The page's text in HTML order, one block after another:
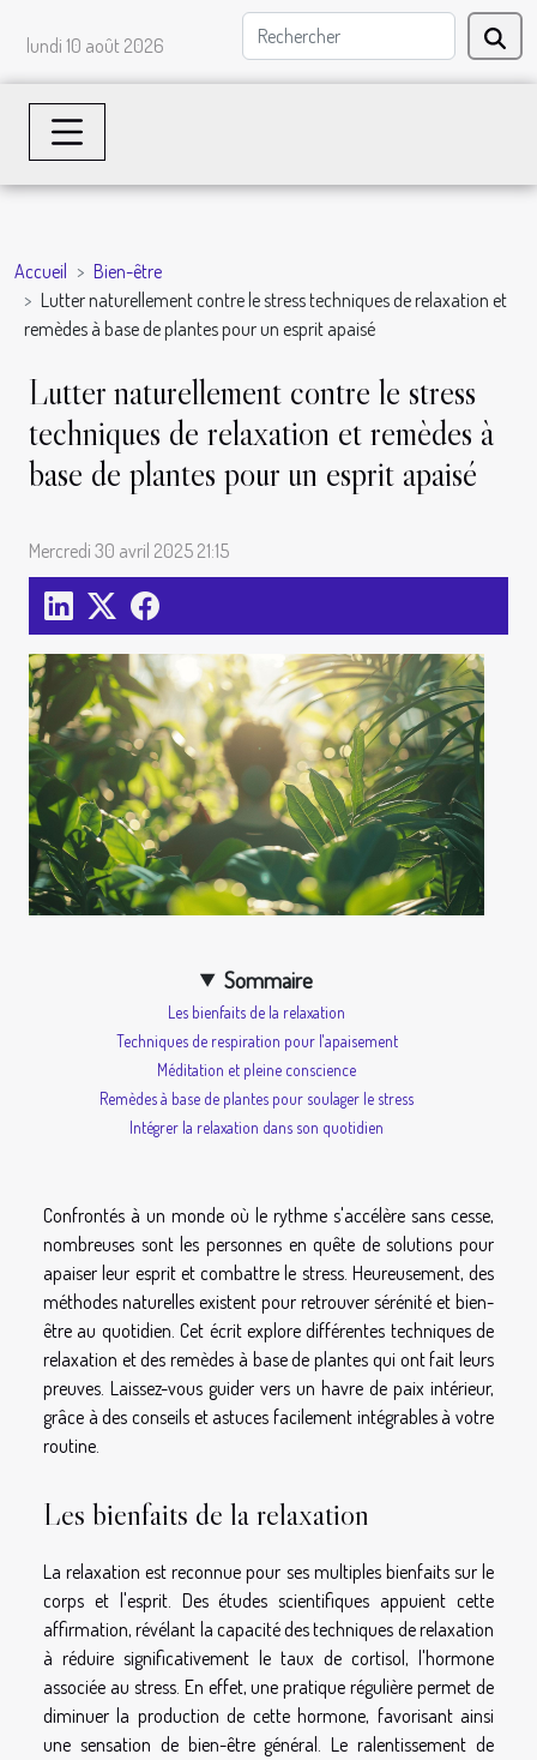
lundi 10 août 2026
Accueil
Bien-être
Lutter naturellement contre le stress techniques de relaxation et
remèdes à base de plantes pour un esprit apaisé
Lutter naturellement contre le stress
techniques de relaxation et remèdes à
base de plantes pour un esprit apaisé
Mercredi 30 avril 2025 21:15
Sommaire
Les bienfaits de la relaxation
Techniques de respiration pour l'apaisement
Méditation et pleine conscience
Remèdes à base de plantes pour soulager le stress
Intégrer la relaxation dans son quotidien
Confrontés à un monde où le rythme s'accélère sans cesse,
nombreuses sont les personnes en quête de solutions pour
apaiser leur esprit et combattre le stress. Heureusement, des
méthodes naturelles existent pour retrouver sérénité et bien-
être au quotidien. Cet écrit explore différentes techniques de
relaxation et des remèdes à base de plantes qui ont fait leurs
preuves. Laissez-vous guider vers un havre de paix intérieur,
grâce à des conseils et astuces facilement intégrables à votre
routine.
Les bienfaits de la relaxation
La relaxation est reconnue pour ses multiples bienfaits sur le
corps et l'esprit. Des études scientifiques appuient cette
affirmation, révélant la capacité des techniques de relaxation
à réduire significativement le taux de cortisol, l'hormone
associée au stress. En effet, une pratique régulière permet de
diminuer la production de cette hormone, favorisant ainsi
une sensation de bien-être général. Le ralentissement de